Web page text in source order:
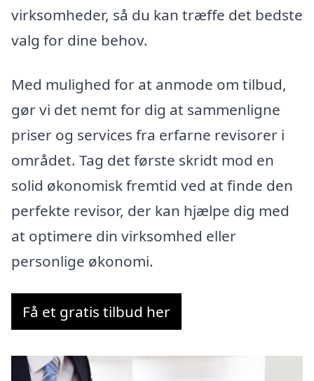
virksomheder, så du kan træffe det bedste
valg for dine behov.
Med mulighed for at anmode om tilbud,
gør vi det nemt for dig at sammenligne
priser og services fra erfarne revisorer i
området. Tag det første skridt mod en
solid økonomisk fremtid ved at finde den
perfekte revisor, der kan hjælpe dig med
at optimere din virksomhed eller
personlige økonomi.
Få et gratis tilbud her